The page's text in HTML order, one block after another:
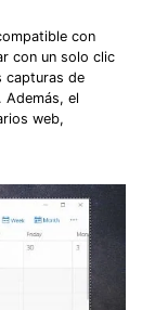
con
con un solo clic
capturas de
el
web,